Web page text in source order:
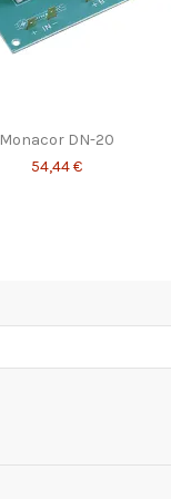
Monacor DN-20
54,44 €